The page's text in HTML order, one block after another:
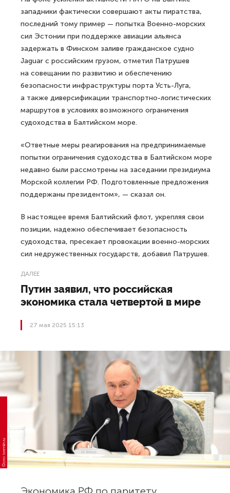
западники фактически совершают акты пиратства,
последний тому пример — попытка Военно-морских
сил Эстонии при поддержке авиации альянса
задержать в Финском заливе гражданское судно
Jaguar с российским грузом, отметил Патрушев
на совещании по развитию и обеспечению
безопасности инфраструктуры порта Усть-Луга,
а также диверсификации транспортно-логистических
маршрутов в условиях возможного ограничения
судоходства в Балтийском море.
«Ответные меры реагирования на предпринимаемые
попытки ограничения судоходства в Балтийском море
недавно были рассмотрены на заседании президиума
Морской коллегии РФ. Подготовленные предложения
поддержаны президентом», — сказал он.
В настоящее время Балтийский флот, укрепляя свои
позиции, надежно обеспечивает безопасность
судоходства, пресекает провокации военно-морских
сил недружественных государств, добавил Патрушев.
ДАЛЕЕ
Путин заявил, что российская
экономика стала четвертой в мире
27 мая 2025 15:13
Фото: kremlin.ru